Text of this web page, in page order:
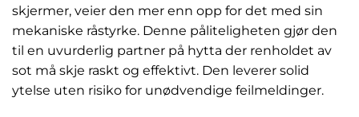
skjermer, veier den mer enn opp for det med sin
mekaniske råstyrke. Denne påliteligheten gjør den
til en uvurderlig partner på hytta der renholdet av
sot må skje raskt og effektivt. Den leverer solid
ytelse uten risiko for unødvendige feilmeldinger.